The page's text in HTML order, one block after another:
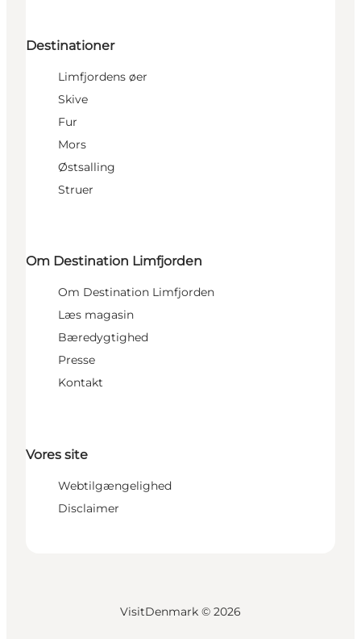
Destinationer
Limfjordens øer
Skive
Fur
Mors
Østsalling
Struer
Om Destination Limfjorden
Om Destination Limfjorden
Læs magasin
Bæredygtighed
Presse
Kontakt
Vores site
Webtilgængelighed
Disclaimer
VisitDenmark © 2026